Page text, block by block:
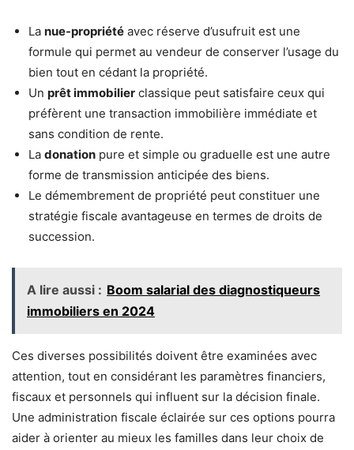
La nue-propriété avec réserve d’usufruit est une
formule qui permet au vendeur de conserver l’usage du
bien tout en cédant la propriété.
Un prêt immobilier classique peut satisfaire ceux qui
préfèrent une transaction immobilière immédiate et
sans condition de rente.
La donation pure et simple ou graduelle est une autre
forme de transmission anticipée des biens.
Le démembrement de propriété peut constituer une
stratégie fiscale avantageuse en termes de droits de
succession.
A lire aussi : Boom salarial des diagnostiqueurs
immobiliers en 2024
Ces diverses possibilités doivent être examinées avec
attention, tout en considérant les paramètres financiers,
fiscaux et personnels qui influent sur la décision finale.
Une administration fiscale éclairée sur ces options pourra
aider à orienter au mieux les familles dans leur choix de